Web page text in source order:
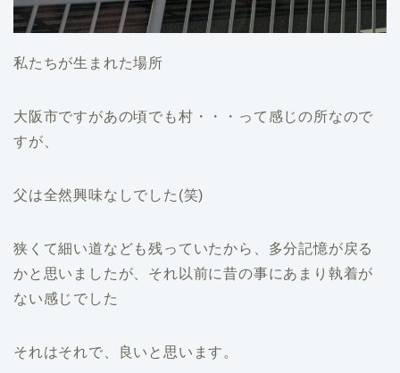
私たちが生まれた場所
大阪市ですがあの頃でも村・・・って感じの所なので
すが、
父は全然興味なしでした(笑)
狭くて細い道なども残っていたから、多分記憶が戻る
かと思いましたが、それ以前に昔の事にあまり執着が
ない感じでした
それはそれで、良いと思います。